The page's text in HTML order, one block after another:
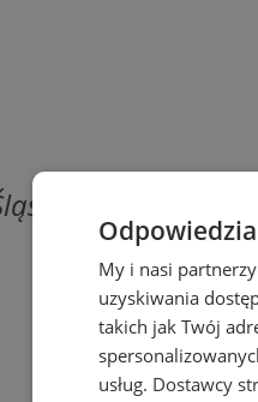
My i nasi
uzyskiwania
takich jak Twój
usług. Dostawcy